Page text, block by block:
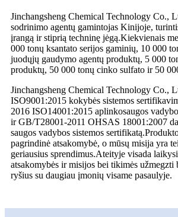
Jinchangsheng Chemical Technology Co.,
sodrinimo agentų gamintojas Kinijoje,
įrangą ir stiprią techninę jėgą.Kiekvienais
000 tonų ksantato serijos gaminių, 10 000
juodųjų gaudymo agentų produktų, 5 000
produktų, 50 000 tonų cinko sulfato ir 50
Jinchangsheng Chemical Technology Co.,
ISO9001:2015 kokybės sistemos
2016 ISO14001:2015 aplinkosaugos
ir GB/T28001-2011 OHSAS 18001:2007
saugos vadybos sistemos
pagrindinė atsakomybė, o mūsų misija yra
geriausius sprendimus.Ateityje visada
atsakomybės ir misijos bei tikimės užmegzti
ryšius su daugiau įmonių visame pasaulyje.